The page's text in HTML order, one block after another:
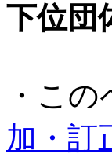
下位団
・こ
加・訂